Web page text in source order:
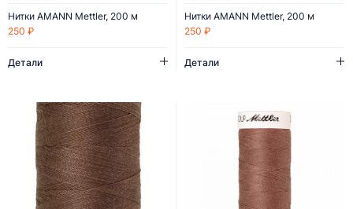
Нитки AMANN Mettler, 200 м
250 ₽
Детали
Нитки AMANN Mettler, 200 м
250 ₽
Детали